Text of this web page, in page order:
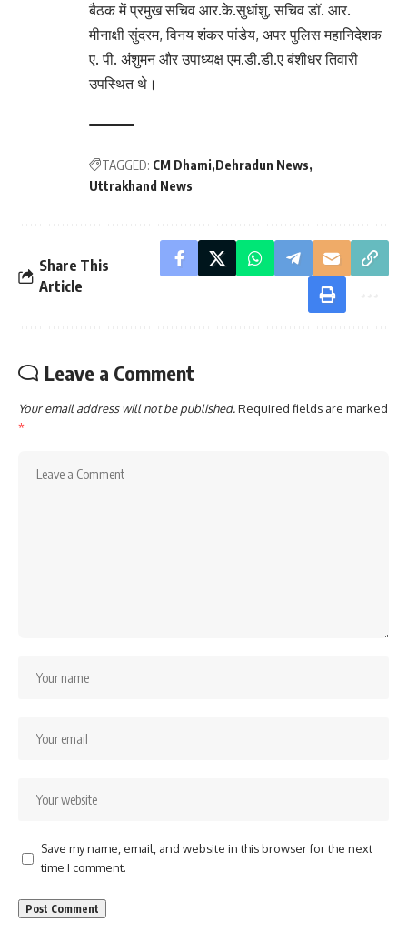
बैठक में प्रमुख सचिव आर.के.सुधांशु, सचिव डॉ. आर.
मीनाक्षी सुंदरम, विनय शंकर पांडेय, अपर पुलिस महानिदेशक
ए. पी. अंशुमन और उपाध्यक्ष एम.डी.डी.ए बंशीधर तिवारी
उपस्थित थे।
TAGGED: CM Dhami Dehradun News
Uttrakhand News
Share This
Article
Leave a Comment
Your email address will not be published.Required fields are marked
*
Save my name, email, and website in this browser for the next
time I comment.